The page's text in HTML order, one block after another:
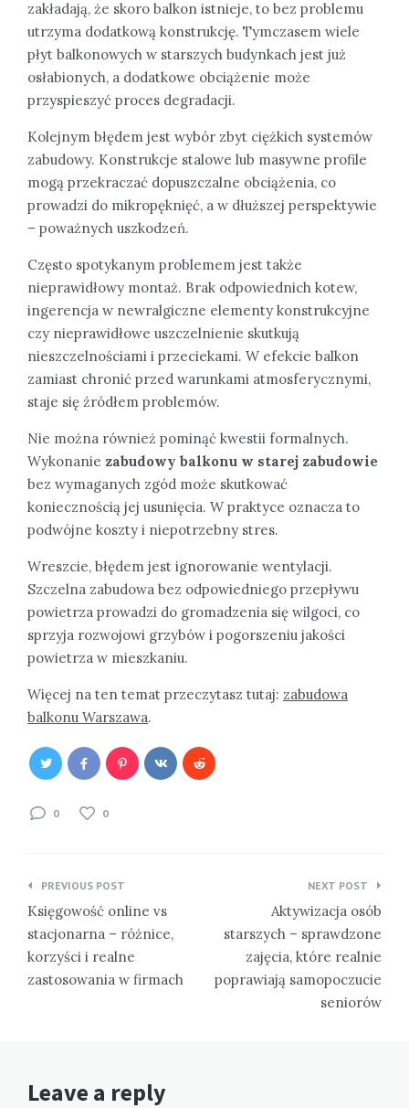
zakładają, że skoro balkon istnieje, to bez problemu
utrzyma dodatkową konstrukcję. Tymczasem wiele
płyt balkonowych w starszych budynkach jest już
osłabionych, a dodatkowe obciążenie może
przyspieszyć proces degradacji.
Kolejnym błędem jest wybór zbyt ciężkich systemów
zabudowy. Konstrukcje stalowe lub masywne profile
mogą przekraczać dopuszczalne obciążenia, co
prowadzi do mikropęknięć, a w dłuższej perspektywie
– poważnych uszkodzeń.
Często spotykanym problemem jest także
nieprawidłowy montaż. Brak odpowiednich kotew,
ingerencja w newralgiczne elementy konstrukcyjne
czy nieprawidłowe uszczelnienie skutkują
nieszczelnościami i przeciekami. W efekcie balkon
zamiast chronić przed warunkami atmosferycznymi,
staje się źródłem problemów.
Nie można również pominąć kwestii formalnych.
Wykonanie zabudowy balkonu w starej zabudowie
bez wymaganych zgód może skutkować
koniecznością jej usunięcia. W praktyce oznacza to
podwójne koszty i niepotrzebny stres.
Wreszcie, błędem jest ignorowanie wentylacji.
Szczelna zabudowa bez odpowiedniego przepływu
powietrza prowadzi do gromadzenia się wilgoci, co
sprzyja rozwojowi grzybów i pogorszeniu jakości
powietrza w mieszkaniu.
Więcej na ten temat przeczytasz tutaj: zabudowa
balkonu Warszawa.
0 0
Nawigacja
wpisu
PREVIOUS POST
Księgowość online vs
stacjonarna – różnice,
korzyści i realne
zastosowania w firmach
NEXT POST
Aktywizacja osób
starszych – sprawdzone
zajęcia, które realnie
poprawiają samopoczucie
seniorów
Leave a reply